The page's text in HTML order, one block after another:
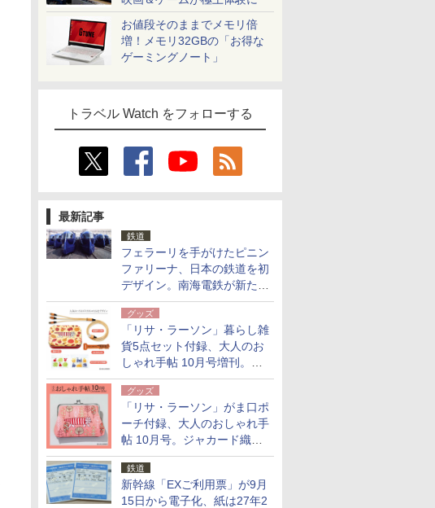
お値段そのままでメモリ倍
増！メモリ32GBの「お得な
ゲーミングノート」
トラベル Watch をフォローする
最新記事
鉄道
フェラーリを手がけたピニン
ファリーナ、日本の鉄道を初
デザイン。南海電鉄が新たな
「空港特急」をなにわ筋線へ
導入
グッズ
「リサ・ラーソン」暮らし雑
貨5点セット付録、大人のお
しゃれ手帖 10月号増刊。
USBケーブルや缶ケースなど
グッズ
「リサ・ラーソン」がま口ポ
ーチ付録、大人のおしゃれ手
帖 10月号。ジャカード織の
北欧猫デザイン
鉄道
新幹線「EXご利用票」が9月
15日から電子化、紙は27年2